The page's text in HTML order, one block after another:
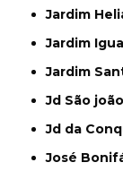
Jardim
Jardim
Jardim
Jd São joão
Jd da
José